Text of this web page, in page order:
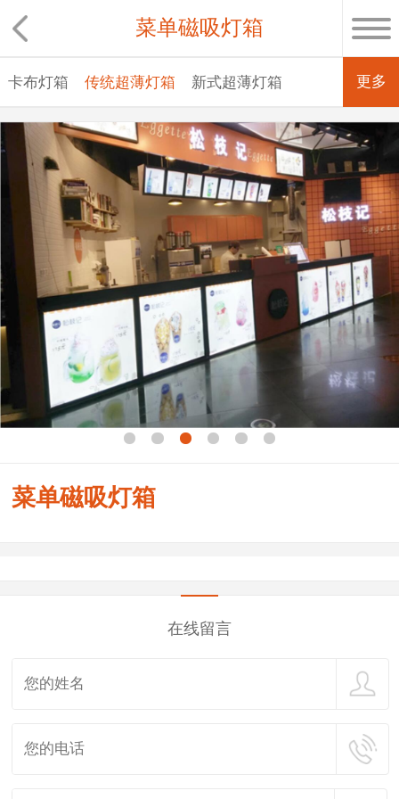
菜单磁吸灯箱
卡布灯箱 传统超薄灯箱 新式超薄灯箱 更多
菜单磁吸灯箱
在线留言